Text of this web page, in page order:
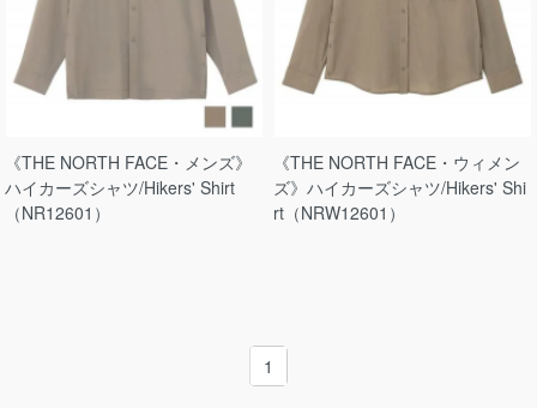
《THE NORTH FACE・メンズ》
ハイカーズシャツ/Hikers' Shirt
（NR12601）
《THE NORTH FACE・ウィメン
ズ》ハイカーズシャツ/Hikers' Shi
rt（NRW12601）
1